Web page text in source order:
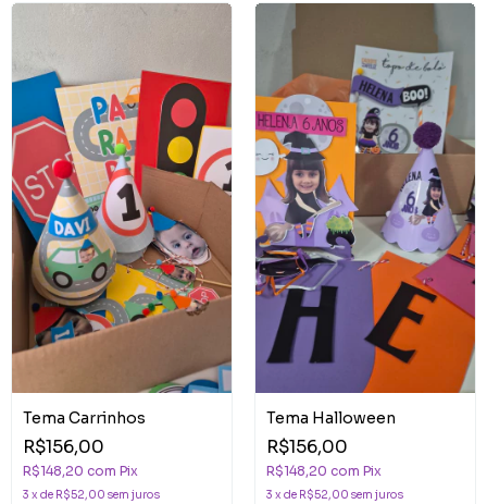
Tema Carrinhos
R$156,00
R$148,20 com Pix
3 x de R$52,00 sem juros
Tema Halloween
R$156,00
R$148,20 com Pix
3 x de R$52,00 sem juros